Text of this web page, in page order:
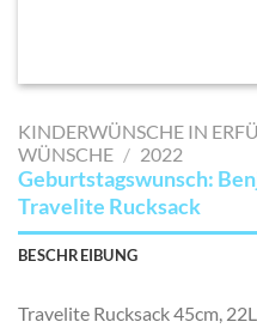
KINDERWÜNSCHE IN
WÜNSCHE / 2022
Geburtstagswunsch:
Travelite Rucksack
BESCHREIBUNG
Travelite Rucksack 45cm,